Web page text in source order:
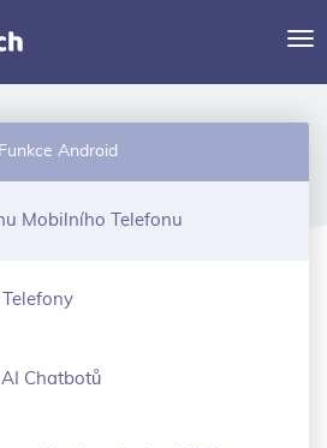
Funkce
Prihlasit se
Funkce Android
Mobilního Telefonu
Chatbotů